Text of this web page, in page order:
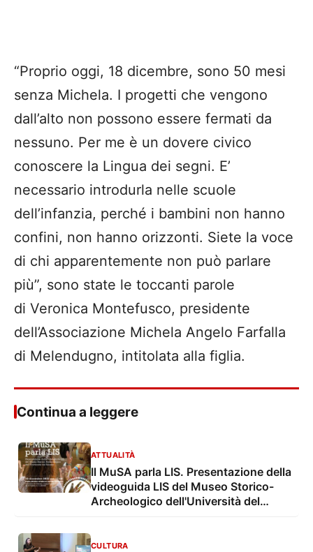
“Proprio oggi, 18 dicembre, sono 50 mesi
senza Michela. I progetti che vengono
dall’alto non possono essere fermati da
nessuno. Per me è un dovere civico
conoscere la Lingua dei segni. E’
necessario introdurla nelle scuole
dell’infanzia, perché i bambini non hanno
confini, non hanno orizzonti. Siete la voce
di chi apparentemente non può parlare
più”, sono state le toccanti parole
di Veronica Montefusco, presidente
dell’Associazione Michela Angelo Farfalla
di Melendugno, intitolata alla figlia.
Continua a leggere
ATTUALITÀ
Il MuSA parla LIS. Presentazione della
videoguida LIS del Museo Storico-
Archeologico dell'Università del
CULTURA